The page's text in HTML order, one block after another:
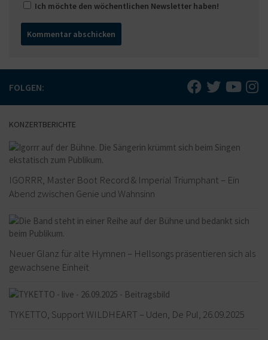
Ich möchte den wöchentlichen Newsletter haben!
FOLGEN:
KONZERTBERICHTE
IGORRR, Master Boot Record & Imperial Triumphant – Ein
Abend zwischen Genie und Wahnsinn
Neuer Glanz für alte Hymnen – Hellsongs präsentieren sich als
gewachsene Einheit
TYKETTO, Support WILDHEART – Uden, De Pul, 26.09.2025